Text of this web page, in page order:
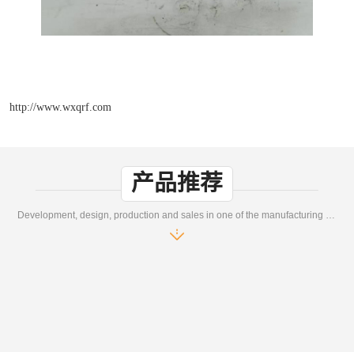
http://www.wxqrf.com
产品推荐